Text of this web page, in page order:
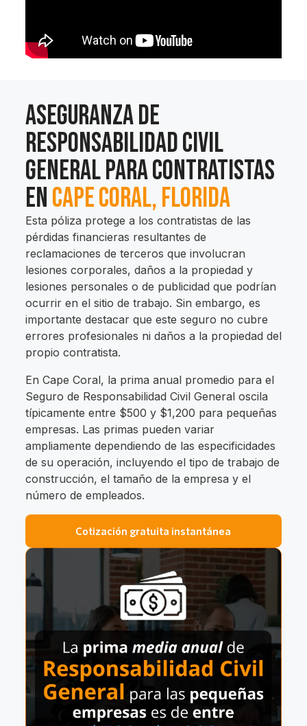
Aseguranza de
Responsabilidad Civil
General para Contratistas
enCape Coral, Florida
Esta póliza protege a los contratistas de las
pérdidas financieras resultantes de
reclamaciones de terceros que involucran
lesiones corporales, daños a la propiedad y
lesiones personales o de publicidad que podrían
ocurrir en el sitio de trabajo. Sin embargo, es
importante destacar que este seguro no cubre
errores profesionales ni daños a la propiedad del
propio contratista.
En Cape Coral, la prima anual promedio para el
Seguro de Responsabilidad Civil General oscila
típicamente entre $500 y $1,200 para pequeñas
empresas. Las primas pueden variar
ampliamente dependiendo de las especificidades
de su operación, incluyendo el tipo de trabajo de
construcción, el tamaño de la empresa y el
número de empleados.
Cotización gratuita instantánea